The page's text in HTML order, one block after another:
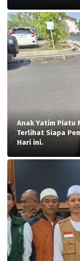
Anak Yatim Piatu
Terlihat Siapa
Hari ini.